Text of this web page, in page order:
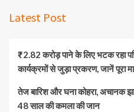
Latest Post
₹2.82 करोड़ पाने के लिए भटक रहा
कार्यक्रमों से जुड़ा प्रकरण, जानें पूरा
तेज बारिश और घना कोहरा, अचानक
48 साल की कमला की जान